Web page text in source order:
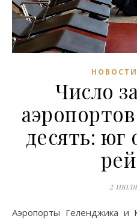
Число
десять: юг
2
Аэропорты Геленджика и Краснодара приостановили